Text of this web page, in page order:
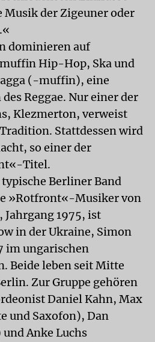
Musik der Zigeuner oder
dominieren auf
Hip-Hop, Ska und
(-muffin), eine
Reggae. Nur einer der
Klezmerton, verweist
Stattdessen wird
so einer der
Titel.
Berliner Band
»Rotfront«-Musiker von
1975, ist
in der Ukraine, Simon
im ungarischen
Beide leben seit Mitte
Zur Gruppe gehören
Daniel Kahn, Max
und Saxofon), Dan
Anke Luchs